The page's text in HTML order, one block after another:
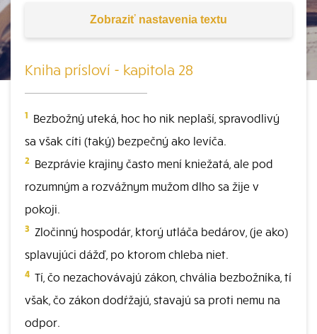
Zobraziť nastavenia textu
Kniha prísloví - kapitola 28
1 Bezbožný uteká, hoc ho nik neplaší, spravodlivý
sa však cíti (taký) bezpečný ako levíča.
2 Bezprávie krajiny často mení kniežatá, ale pod
rozumným a rozvážnym mužom dlho sa žije v
pokoji.
3 Zločinný hospodár, ktorý utláča bedárov, (je ako)
splavujúci dážď, po ktorom chleba niet.
4 Tí, čo nezachovávajú zákon, chvália bezbožníka, tí
však, čo zákon dodŕžajú, stavajú sa proti nemu na
odpor.